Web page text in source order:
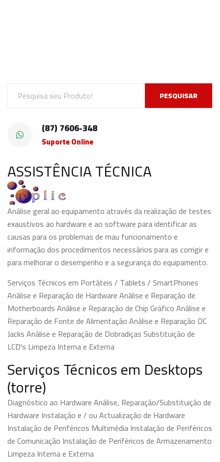
PESQUISAR
(87) 7606-348
Suporte Online
ASSISTÊNCIA TÉCNICA
Análise geral ao equipamento através da realização de testes
exaustivos ao hardware e ao software para identificar as
causas para os problemas de mau funcionamento e
informação dos procedimentos necessários para as corrigir e
para melhorar o desempenho e a segurança do equipamento.
Serviços Técnicos em Portáteis / Tablets / SmartPhones
Análise e Reparação de Hardware Análise e Reparação de
Motherboards Análise e Reparação de Chip Gráfico Análise e
Reparação de Fonte de Alimentação Análise e Reparação DC
Jacks Análise e Reparação de Dobradiças Substituição de
LCD's Limpeza Interna e Externa
Serviços Técnicos em Desktops
(torre)
Diagnóstico ao Hardware Análise, Reparação/Substituição de
Hardware Instalação e / ou Actualização de Hardware
Instalação de Periféricos Multimédia Instalação de Periféricos
de Comunicação Instalação de Periféricos de Armazenamento
Limpeza Interna e Externa